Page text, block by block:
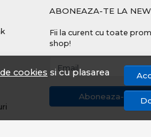
cookies si cu plasarea
ABONEAZA-TE LA
Fii la curent cu toate
shop!
Email
Aboneaza-te